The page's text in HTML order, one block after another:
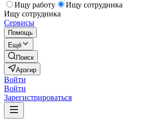
Ищу работу
Ищу сотрудника
Ищу сотрудника
Сервисы
Помощь
Ещё
Поиск
Арзгир
Войти
Войти
Зарегистрироваться